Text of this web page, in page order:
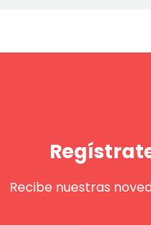
Recibe nuestras